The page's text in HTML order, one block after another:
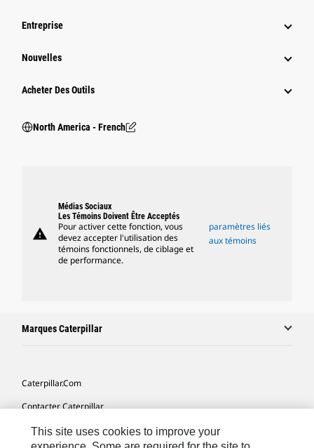
Entreprise
Nouvelles
Acheter Des Outils
North America - French
warning
Médias Sociaux
Les Témoins Doivent Être Acceptés
Pour activer cette fonction, vous
devez accepter l'utilisation des
témoins fonctionnels, de ciblage et
de performance.
paramètres liés
aux témoins
Marques Caterpillar
Caterpillar.com
Contacter Caterpillar
Mes Préférences Marketing
This site uses cookies to improve your